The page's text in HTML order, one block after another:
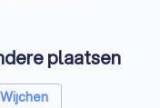
Gld
Gld
plaatsen